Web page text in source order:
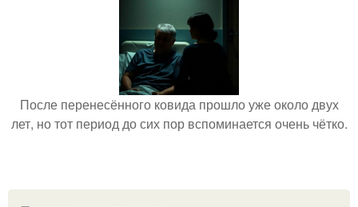
После перенесённого ковида прошло уже около двух
лет, но тот период до сих пор вспоминается очень чётко.